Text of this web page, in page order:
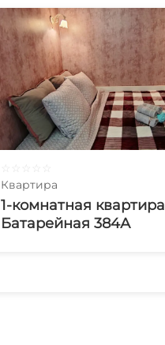
Квартира
1-комнатная квартира
Батарейная 384А